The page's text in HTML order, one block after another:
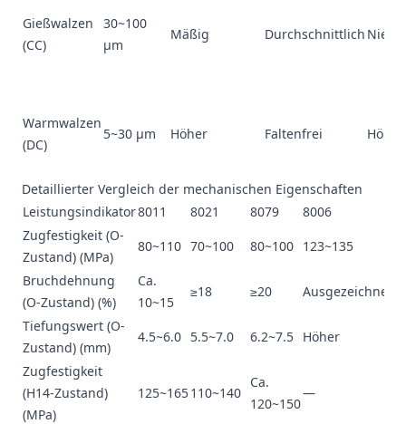
Gießwalzen
(CC)
30~100
μm
Mäßig Durchschnittlich
Warmwalzen
(DC)
5~30 μm Höher Faltenfrei Höher
Detaillierter Vergleich der mechanischen Eigenschaften
Leistungsindikator8011 8021 8079
8006
Zugfestigkeit (O-
Zustand) (MPa)
80~110 70~100 80~100 123~135
Bruchdehnung
(O-Zustand) (%)
Ca.
10~15
≥18 ≥20
Ausgezeichnet
Tiefungswert (O-
Zustand) (mm)
4.5~6.0 5.5~7.0 6.2~7.5 Höher
Zugfestigkeit
(H14-Zustand)
(MPa)
125~165110~140
Ca.
120~150
—